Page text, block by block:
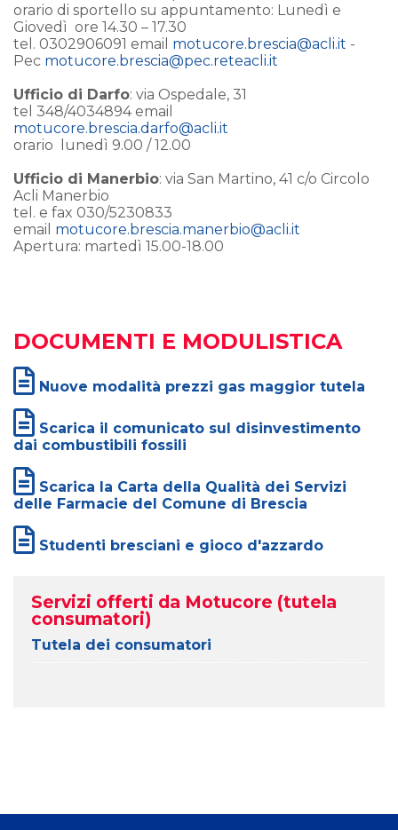
orario di sportello su appuntamento: Lunedì e
Giovedì ore 14.30 – 17.30
tel. 0302906091 email motucore.brescia@acli.it -
Pec motucore.brescia@pec.reteacli.it
Ufficio di Darfo: via Ospedale, 31
tel 348/4034894 email
motucore.brescia.darfo@acli.it
orario lunedì 9.00 / 12.00
Ufficio di Manerbio: via San Martino, 41 c/o Circolo
Acli Manerbio
tel. e fax 030/5230833
email motucore.brescia.manerbio@acli.it
Apertura: martedì 15.00-18.00
DOCUMENTI E MODULISTICA
Nuove modalità prezzi gas maggior tutela
Scarica il comunicato sul disinvestimento
dai combustibili fossili
Scarica la Carta della Qualità dei Servizi
delle Farmacie del Comune di Brescia
Studenti bresciani e gioco d'azzardo
Servizi offerti da Motucore (tutela
consumatori)
Tutela dei consumatori